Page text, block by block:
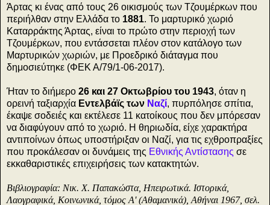
Άρτας κι ένας από τους 26 οικισμούς των Τζουμέρκων που
περιήλθαν στην Ελλάδα το 1881. Το μαρτυρικό χωριό
Καταρράκτης Άρτας, είναι το πρώτο στην περιοχή των
Τζουμέρκων, που εντάσσεται πλέον στον κατάλογο των
Μαρτυρικών χωριών, με Προεδρικό διάταγμα που
δημοσιεύτηκε (ΦΕΚ Α/79/1-06-2017).
Ήταν το διήμερο 26 και 27 Οκτωβρίου του 1943, όταν η
ορεινή ταξιαρχία Εντελβάϊς των Ναζί, πυρπόλησε σπίτια,
έκαψε σοδειές και εκτέλεσε 11 κατοίκους που δεν μπόρεσαν
να διαφύγουν από το χωριό. Η θηριωδία, είχε χαρακτήρα
αντιποίνων όπως υποστήριξαν οι Ναζί, για τις εχθροπραξίες
που προκάλεσαν οι δυνάμεις της Εθνικής Αντίστασης σε
εκκαθαριστικές επιχειρήσεις των κατακτητών.
Βιβλιογραφία: Νικ. Χ. Παπακώστα, Ηπειρωτικά. Ιστορικά,
Λαογραφικά, Κοινωνικά, τόμος Α' (Αθαμανικά), Αθήναι 1967, σελ.